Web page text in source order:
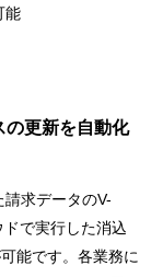
能
の更新を自動化
求データのV-
で実行した消込
能です。各業務に